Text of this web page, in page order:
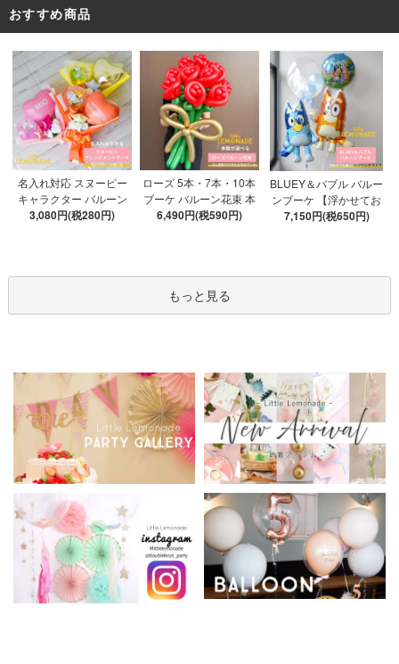
おすすめ商品
名入れ対応 スヌーピー
キャラクター バルーン
ブーケ 選べる7種 【膨ら
3,080円(税280円)
ローズ 5本・7本・10本
ブーケ バルーン花束 本
数が選べる 【膨らませ
6,490円(税590円)
BLUEY＆バブル バルー
ンブーケ 【浮かせてお
届け】 ヘリウムガス入
7,150円(税650円)
もっと見る